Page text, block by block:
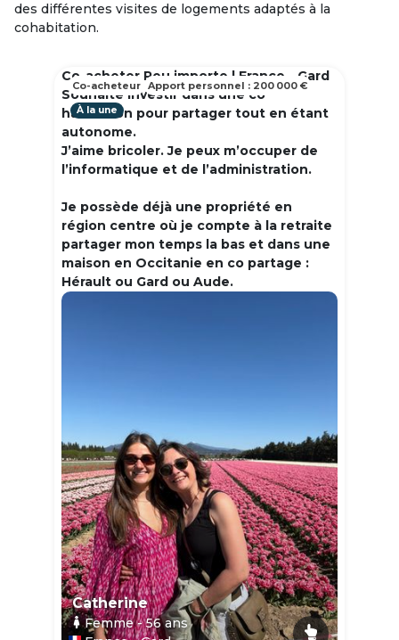
des différentes visites de logements adaptés à la
cohabitation.
Co-acheter Peu importe | France - Gard
Souhaite investir dans une co
habitation pour partager tout en étant
autonome.
J’aime bricoler. Je peux m’occuper de
l’informatique et de l’administration.
Je possède déjà une propriété en
région centre où je compte à la retraite
partager mon temps la bas et dans une
maison en Occitanie en co partage :
Hérault ou Gard ou Aude.
À la une
Catherine
Femme- 56ans
Co-acheteur Apport personnel : 200 000 €